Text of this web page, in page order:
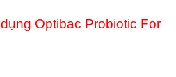
Optibac Probiotic For